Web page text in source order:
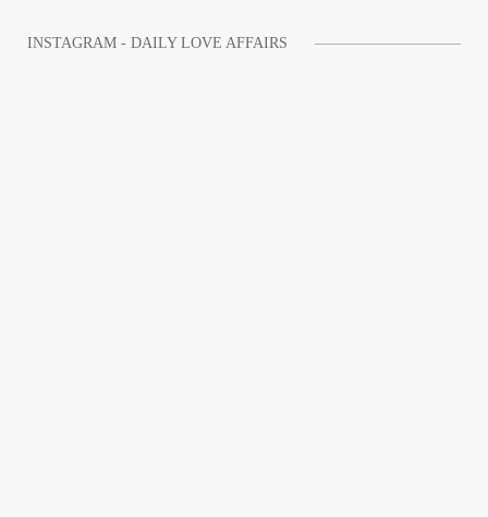
INSTAGRAM - DAILY LOVE AFFAIRS